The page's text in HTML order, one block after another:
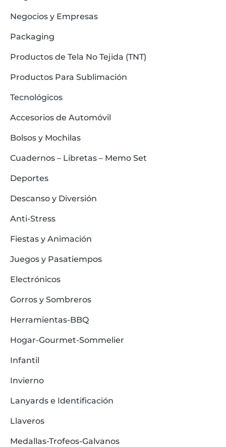
Negocios y Empresas
Packaging
Productos de Tela No Tejida (TNT)
Productos Para Sublimación
Tecnológicos
Accesorios de Automóvil
Bolsos y Mochilas
Cuadernos – Libretas – Memo Set
Deportes
Descanso y Diversión
Anti-Stress
Fiestas y Animación
Juegos y Pasatiempos
Electrónicos
Gorros y Sombreros
Herramientas-BBQ
Hogar-Gourmet-Sommelier
Infantil
Invierno
Lanyards e Identificación
Llaveros
Medallas-Trofeos-Galvanos